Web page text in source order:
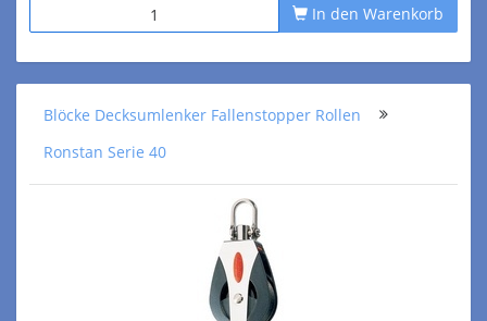
In den Warenkorb
Blöcke Decksumlenker Fallenstopper Rollen
Ronstan Serie 40